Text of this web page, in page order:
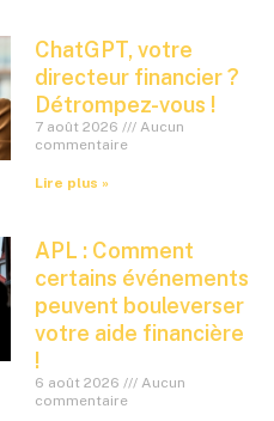
ChatGPT, votre
directeur financier ?
Détrompez-vous !
7 août 2026
Aucun
commentaire
Lire plus »
APL : Comment
certains événements
peuvent bouleverser
votre aide financière
!
6 août 2026
Aucun
commentaire